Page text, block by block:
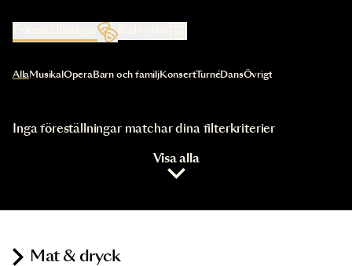
Kalender
Val av kategori uppdaterar innehållet automatiskt
AllaMusikal OperaBarn och familjKonsertTurnéDansÖvrigt
Inga föreställningar matchar dina filterkriterier
Visa alla
Mat & dryck